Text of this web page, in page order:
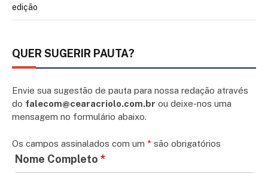
edição
QUER SUGERIR PAUTA?
Envie sua sugestão de pauta para nossa redação através
do falecom@cearacriolo.com.br ou deixe-nos uma
mensagem no formulário abaixo.
Os campos assinalados com um * são obrigatórios
Nome Completo *